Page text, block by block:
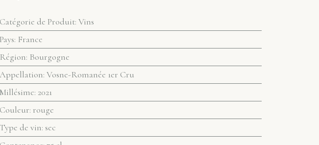
Catégorie de Produit: Vins
Pays: France
Région: Bourgogne
Appellation: Vosne-Romanée 1er Cru
Millésime: 2021
Couleur: rouge
Type de vin: sec